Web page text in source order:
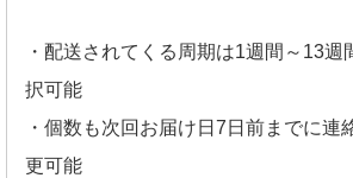
・配送されてくる周期は1週間～13週
択可能
・個数も次回お届け日7日前までに連
更可能